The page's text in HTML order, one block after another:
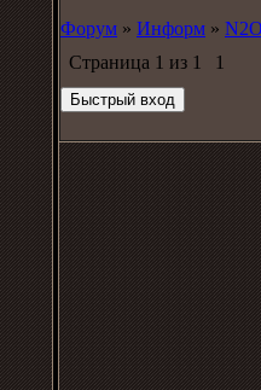
Форум » Информ »
Страница 1 из 1 1